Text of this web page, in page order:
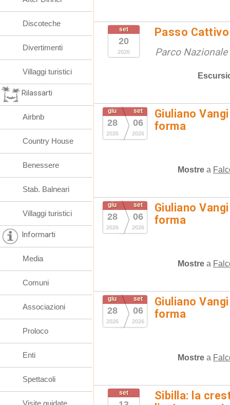
set
20
2026
Passo
Parco
giu
28
2026
set
06
2026
Giuliano
forma
Mostre a
giu
28
2026
set
06
2026
Giuliano
forma
Mostre a
giu
28
2026
set
06
2026
Giuliano
forma
Mostre a
set
Sibilla: la
Discoteche
Divertimenti
Villaggi turistici
Rilassarti
Airbnb
Country House
Benessere
Stab. Balneari
Villaggi turistici
Informarti
Media
Comuni
Associazioni
Proloco
Enti
Spettacoli
Visite guidate